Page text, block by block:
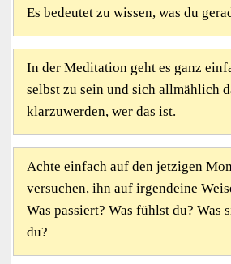
Es bedeutet zu wissen, was du
In der Meditation geht es ganz
selbst zu sein und sich allmählich
klarzuwerden, wer das ist.
Achte einfach auf den jetzigen
versuchen, ihn auf irgendeine
Was passiert? Was fühlst du? Was
du?